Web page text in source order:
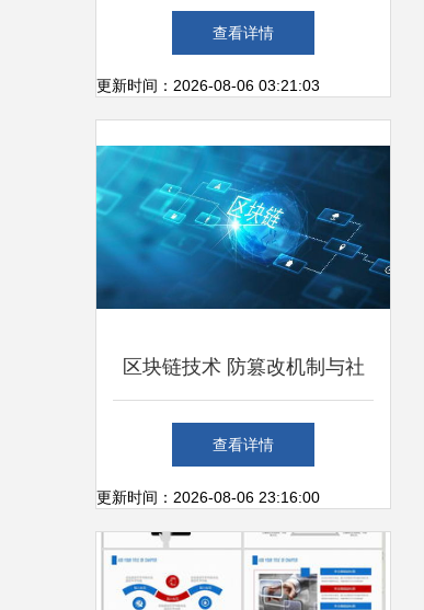
展 聚焦网络信息技术开发与
应用
查看详情
更新时间：2026-08-06 03:21:03
区块链技术 防篡改机制与社
会价值探析
查看详情
更新时间：2026-08-06 23:16:00